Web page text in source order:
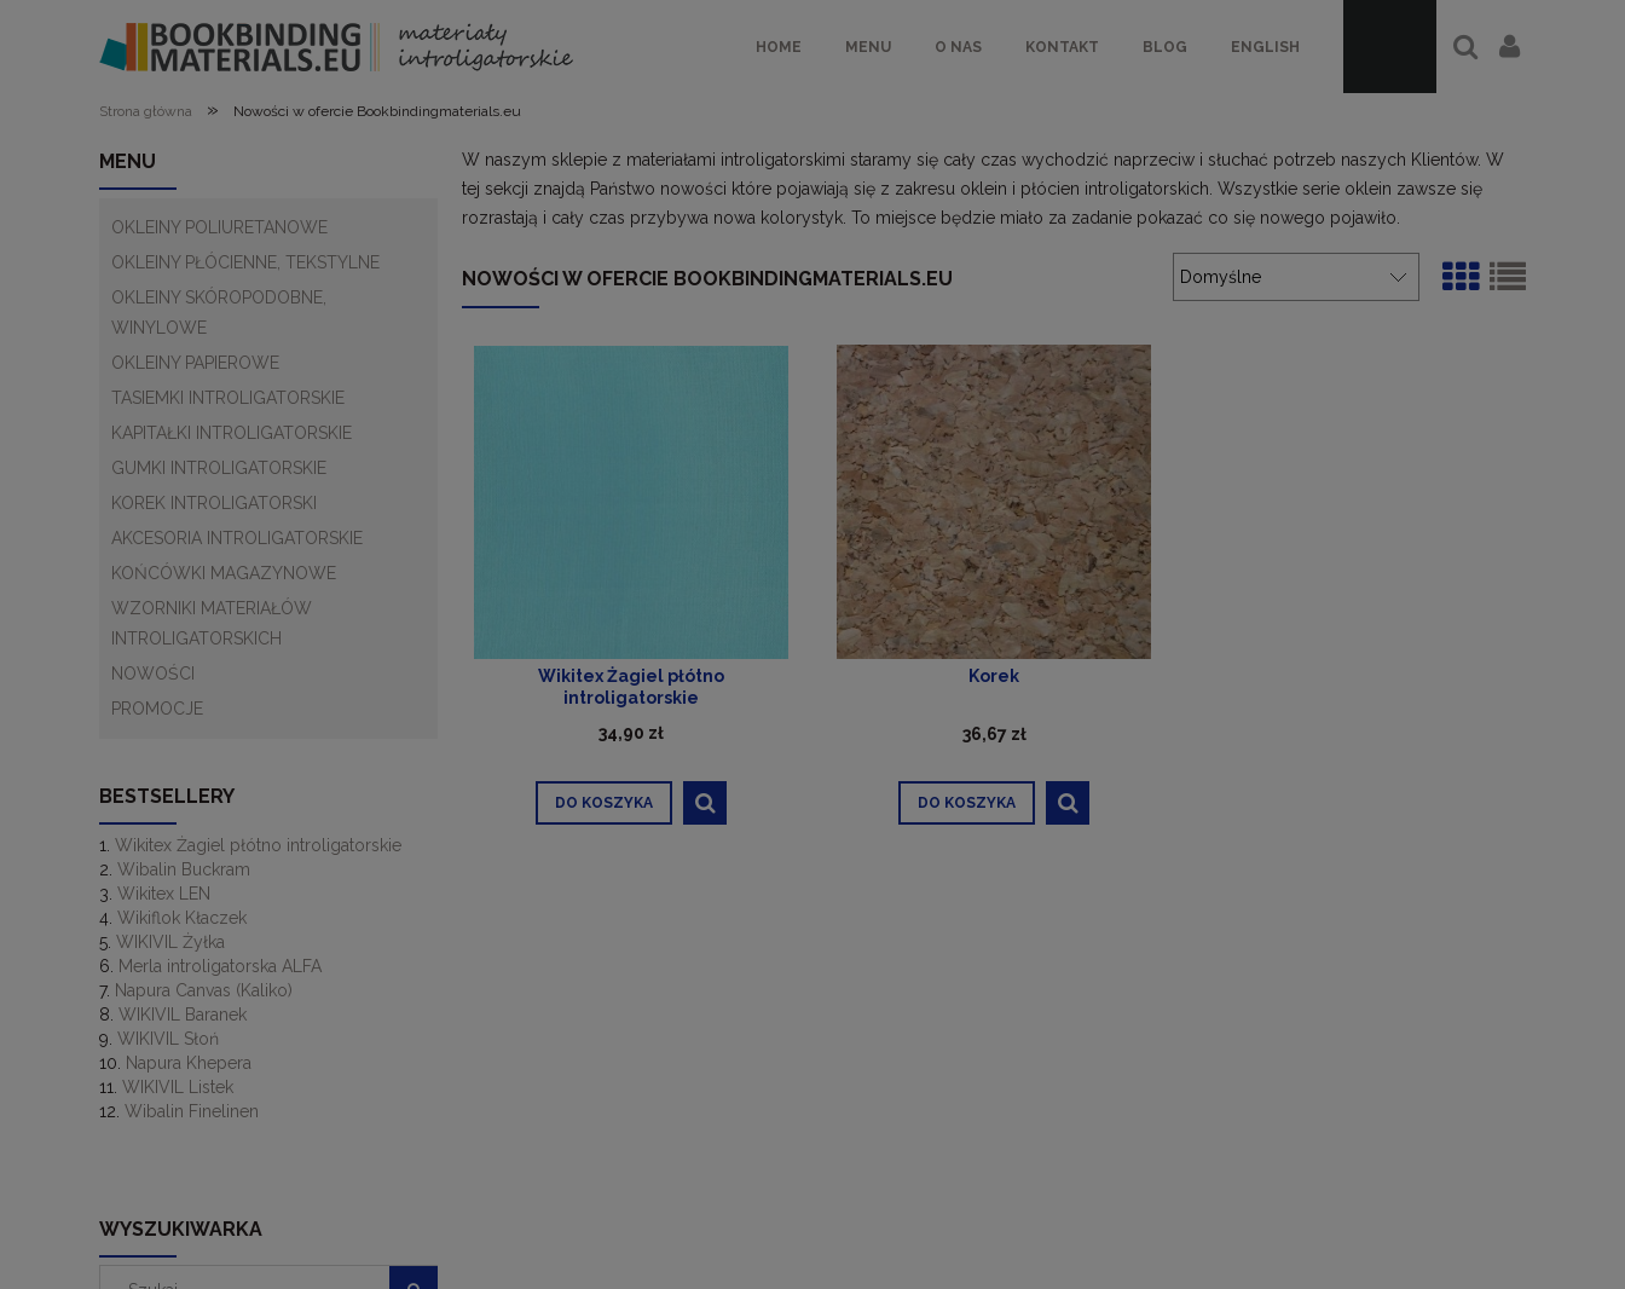
HOME MENU O NAS KONTAKT BLOG ENGLISH
Strona główna » Nowości w ofercie Bookbindingmaterials.eu
MENU
OKLEINY POLIURETANOWE
OKLEINY PŁÓCIENNE, TEKSTYLNE
OKLEINY SKÓROPODOBNE,
WINYLOWE
OKLEINY PAPIEROWE
TASIEMKI INTROLIGATORSKIE
KAPITAŁKI INTROLIGATORSKIE
GUMKI INTROLIGATORSKIE
KOREK INTROLIGATORSKI
AKCESORIA INTROLIGATORSKIE
KOŃCÓWKI MAGAZYNOWE
WZORNIKI MATERIAŁÓW
INTROLIGATORSKICH
NOWOŚCI
PROMOCJE
BESTSELLERY
Wikitex Żagiel płótno introligatorskie
Wibalin Buckram
Wikitex LEN
Wikiflok Kłaczek
WIKIVIL Żyłka
Merla introligatorska ALFA
Napura Canvas (Kaliko)
WIKIVIL Baranek
WIKIVIL Słoń
Napura Khepera
WIKIVIL Listek
Wibalin Finelinen
WYSZUKIWARKA
W naszym sklepie z materiałami introligatorskimi staramy się cały czas wychodzić naprzeciw i słuchać potrzeb naszych Klientów. W
tej sekcji znajdą Państwo nowości które pojawiają się z zakresu oklein i płócien introligatorskich. Wszystkie serie oklein zawsze się
rozrastają i cały czas przybywa nowa kolorystyk. To miejsce będzie miało za zadanie pokazać co się nowego pojawiło.
NOWOŚCI W OFERCIE BOOKBINDINGMATERIALS.EU
Wikitex Żagiel płótno
introligatorskie
34,90 zł
DO KOSZYKA
Korek
36,67 zł
DO KOSZYKA